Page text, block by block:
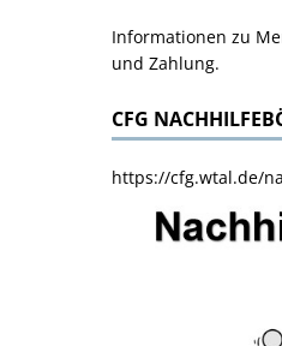
Informationen zu
und Zahlung.
CFG
https://cfg.wtal.de/